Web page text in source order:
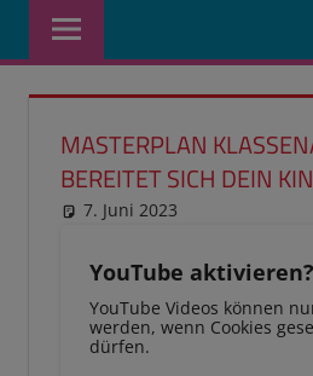
MASTERPLAN
BEREITET SICH DEIN
7. Juni 2023
YouTube aktivieren?
YouTube Videos können
werden, wenn Cookies
dürfen.